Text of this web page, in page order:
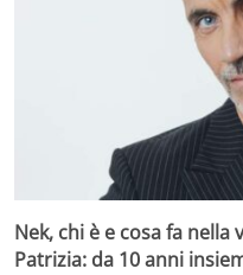
Nek, chi è e cosa fa
Patrizia: da 10 anni